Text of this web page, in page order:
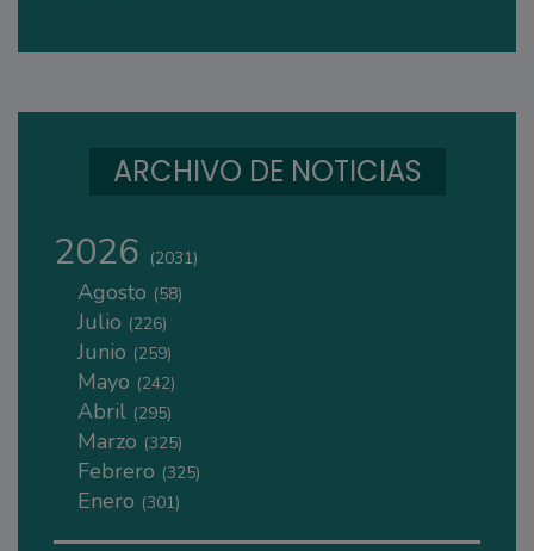
ARCHIVO DE NOTICIAS
2026 (2031)
Agosto (58)
Julio (226)
Junio (259)
Mayo (242)
Abril (295)
Marzo (325)
Febrero (325)
Enero (301)